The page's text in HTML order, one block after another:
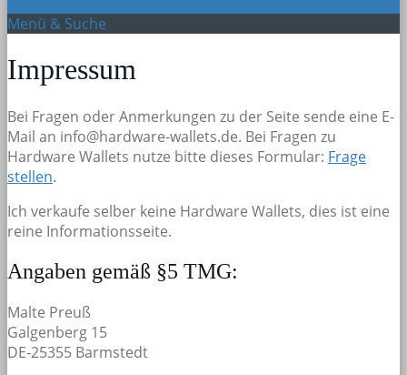
Menü & Suche
Impressum
Bei Fragen oder Anmerkungen zu der Seite sende eine E-
Mail an info@hardware-wallets.de. Bei Fragen zu
Hardware Wallets nutze bitte dieses Formular: Frage
stellen.
Ich verkaufe selber keine Hardware Wallets, dies ist eine
reine Informationsseite.
Angaben gemäß §5 TMG:
Malte Preuß
Galgenberg 15
DE-25355 Barmstedt